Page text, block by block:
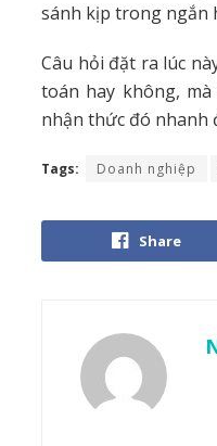
sánh kịp trong ngắn
Câu hỏi đặt ra lúc
toán hay không,
nhận thức đó nhanh
Tags: Doanh nghiệp
Share